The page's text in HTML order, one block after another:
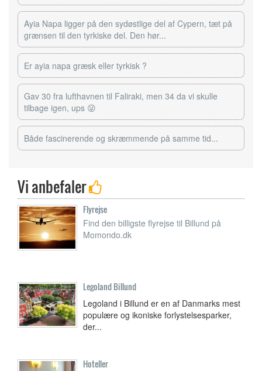
Ayia Napa ligger på den sydøstlige del af Cypern, tæt på
grænsen til den tyrkiske del. Den hør...
Er ayia napa græsk eller tyrkisk ?
Gav 30 fra lufthavnen til Faliraki, men 34 da vi skulle
tilbage igen, ups 😜
Både fascinerende og skræmmende på samme tid...
Vi anbefaler
Flyrejse
Find den billigste flyrejse til Billund på
Momondo.dk
Legoland Billund
Legoland i Billund er en af Danmarks mest
populære og ikoniske forlystelsesparker,
der...
Hoteller